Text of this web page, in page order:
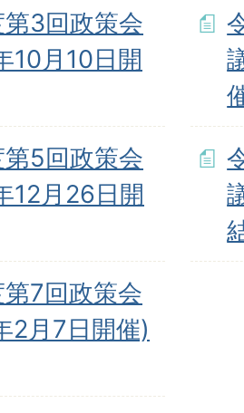
3回政策会
10月10日開
5回政策会
12月26日開
7回政策会
2月7日開催)